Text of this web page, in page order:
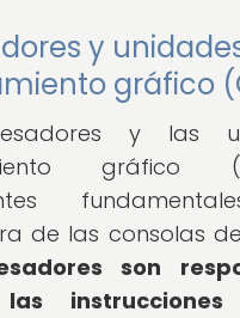
y
gráfico
y las
gráfico
de las consolas
son